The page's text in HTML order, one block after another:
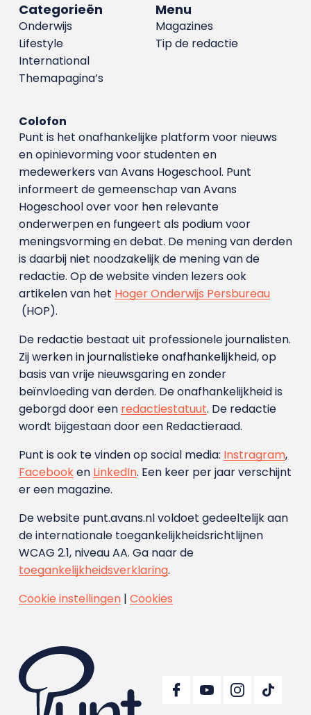
Menu
Magazines
Tip de redactie
Categorieën
Onderwijs
Lifestyle
International
Themapagina’s
Colofon
Punt is het onafhankelijke platform voor nieuws
en opinievorming voor studenten en
medewerkers van Avans Hoge­school. Punt
informeert de gemeenschap van Avans
Hogeschool over voor hen relevante
onderwerpen en fungeert als podium voor
meningsvorming en debat. De mening van derden
is daarbij niet noodzakelijk de mening van de
redactie. Op de website vinden lezers ook
artikelen van het Hoger Onderwijs Persbureau
(HOP).
De redactie bestaat uit professionele journalisten.
Zij werken in journalistieke onafhankelijkheid, op
basis van vrije nieuwsgaring en zonder
beïnvloeding van derden. De onafhankelijkheid is
geborgd door een redactiestatuut. De redactie
wordt bijgestaan door een Redactieraad.
Punt is ook te vinden op social media: Instragram,
Facebooken LinkedIn. Een keer per jaar verschijnt
er een magazine.
De website punt.avans.nl voldoet gedeeltelijk aan
de internationale toegankelijkheidsrichtlijnen
WCAG 2.1, niveau AA. Ga naar de
toegankelijkheidsverklaring.
Cookie instellingen| Cookies